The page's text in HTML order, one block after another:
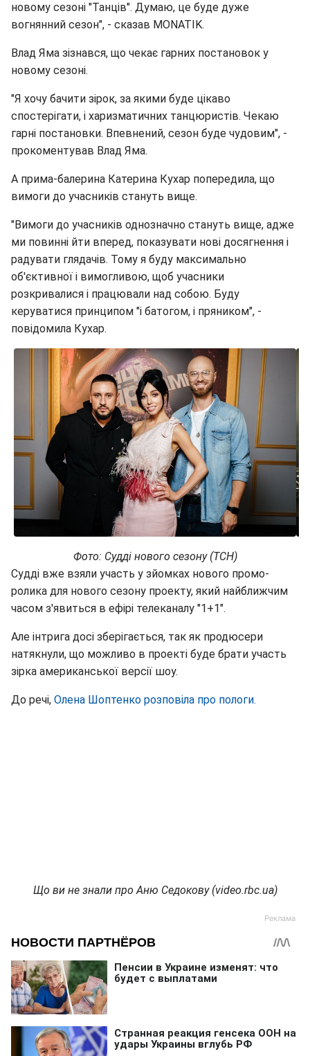
новому сезоні "Танців". Думаю, це буде дуже
вогнянний сезон", - сказав MONATIK.
Влад Яма зізнався, що чекає гарних постановок у
новому сезоні.
"Я хочу бачити зірок, за якими буде цікаво
спостерігати, і харизматичних танцюристів. Чекаю
гарні постановки. Впевнений, сезон буде чудовим", -
прокоментував Влад Яма.
А прима-балерина Катерина Кухар попередила, що
вимоги до учасників стануть вище.
"Вимоги до учасників однозначно стануть вище, адже
ми повинні йти вперед, показувати нові досягнення і
радувати глядачів. Тому я буду максимально
об'єктивної і вимогливою, щоб учасники
розкривалися і працювали над собою. Буду
керуватися принципом "і батогом, і пряником", -
повідомила Кухар.
Фото: Судді нового сезону (ТСН)
Судді вже взяли участь у зйомках нового промо-
ролика для нового сезону проекту, який найближчим
часом з'явиться в ефірі телеканалу "1+1".
Але інтрига досі зберігається, так як продюсери
натякнули, що можливо в проекті буде брати участь
зірка американської версії шоу.
До речі, Олена Шоптенко розповіла про пологи.
Що ви не знали про Аню Седокову (video.rbc.ua)